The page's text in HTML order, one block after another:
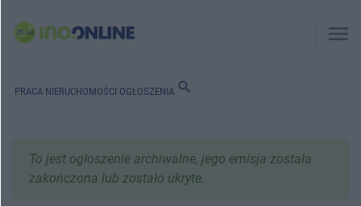
menu
PRACA NIERUCHOMOŚCI OGŁOSZENIA search
To jest ogłoszenie archiwalne, jego emisja została
zakończona lub zostało ukryte.